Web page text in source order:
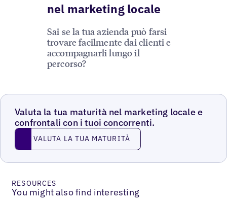
nel marketing locale
Sai se la tua azienda può farsi
trovare facilmente dai clienti e
accompagnarli lungo il
percorso?
Valuta la tua maturità nel marketing locale e
confrontali con i tuoi concorrenti.
VALUTA LA TUA MATURITÀ
VALUTA LA TUA MATURITÀ
RESOURCES
You might also find interesting